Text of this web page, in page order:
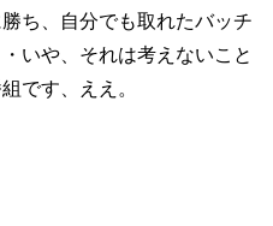
ち、自分でも取れたバッチ
いや、それは考えないこと
です、ええ。